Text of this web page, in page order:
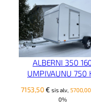
ALBERNI 350
UMPIVAUNU 750
7153,50€ sis alv,
0%